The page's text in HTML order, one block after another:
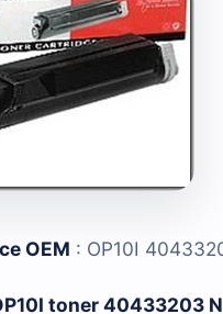
OEM : OP10I
toner 40433203